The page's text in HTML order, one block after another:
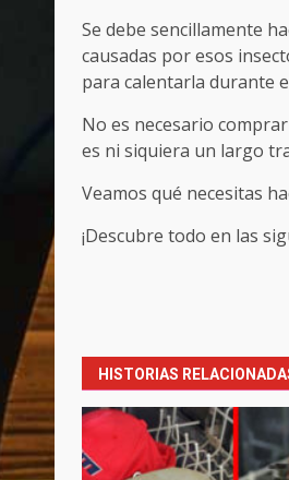
Se debe sencillamente
causadas por esos
para calentarla durante
No es necesario
es ni siquiera un largo
Veamos qué necesitas
¡Descubre todo en las
HISTORIAS